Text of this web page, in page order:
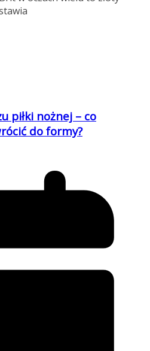
piłki nożnej – co
do formy?